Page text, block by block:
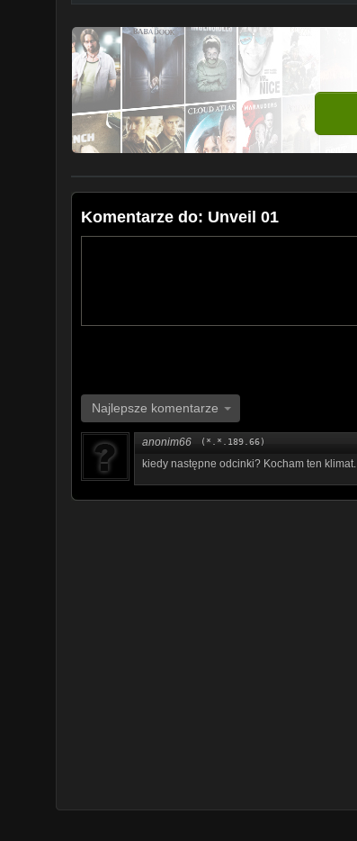
Komentarze do: Unveil 01
Najlepsze komentarze
anonim66 (*.*.189.66)
kiedy następne odcinki? Kocham ten klimat.